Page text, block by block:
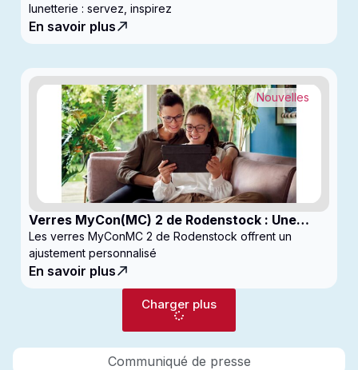
Communiqué de presse
lunetterie : servez, inspirez
En savoir plus
Verres MyCon(MC) 2 de Rodenstock : Une
nouvelle génération de verres pour
enfantsconçus pour le contrôle de la myopie
Nouvelles
Les verres MyConMC 2 de Rodenstock offrent un
ajustement personnalisé
En savoir plus
Charger plus